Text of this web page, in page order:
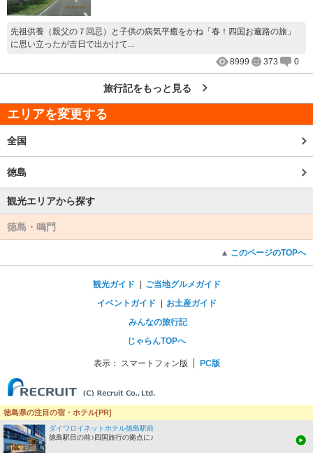
先祖供養（親父の７回忌）と子供の病気平癒をかね「春！四国お遍路の旅」
に思い立ったが吉日で出かけて...
8999
373 0
旅行記をもっと見る
エリアを変更する
全国
徳島
観光エリアから探す
徳島・鳴門
このページのTOPへ
観光ガイド
ご当地グルメガイド
イベントガイド
お土産ガイド
みんなの旅行記
じゃらんTOPへ
表示： スマートフォン版 PC版
徳島県の注目の宿・ホテル[PR]
ダイワロイネットホテル徳島駅前
徳島駅目の前♪四国旅行の拠点に♪